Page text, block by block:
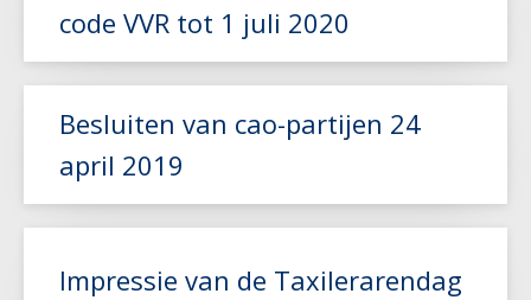
Lees meer
code VVR tot 1 juli 2020
Besluiten van cao-partijen 24
april 2019
Impressie van de Taxilerarendag